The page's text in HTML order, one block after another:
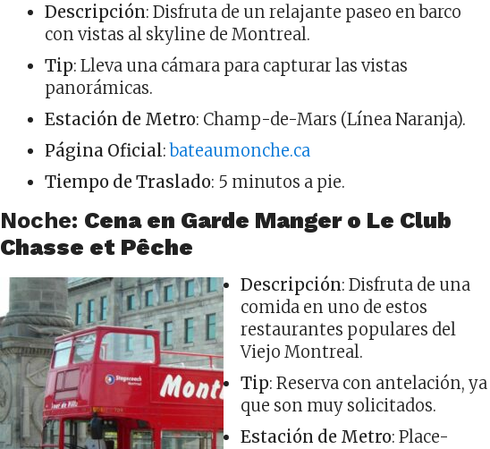
Descripción: Disfruta de un relajante paseo en barco
con vistas al skyline de Montreal.
Tip: Lleva una cámara para capturar las vistas
panorámicas.
Estación de Metro: Champ-de-Mars (Línea Naranja).
Página Oficial:bateaumonche.ca
Tiempo de Traslado: 5 minutos a pie.
Noche: Cena en Garde Manger o Le Club
Chasse et Pêche
Descripción: Disfruta de una
comida en uno de estos
restaurantes populares del
Viejo Montreal.
Tip: Reserva con antelación, ya
que son muy solicitados.
Estación de Metro: Place-